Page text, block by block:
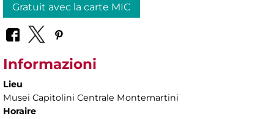
Gratuit avec la carte MIC
Informazioni
Lieu
Musei Capitolini Centrale Montemartini
Horaire